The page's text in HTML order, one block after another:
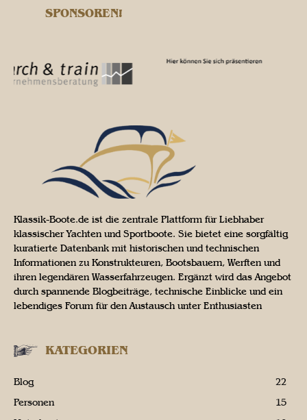
SPONSOREN!
Klassik-Boote.de ist die zentrale Plattform für Liebhaber
klassischer Yachten und Sportboote. Sie bietet eine sorgfältig
kuratierte Datenbank mit historischen und technischen
Informationen zu Konstrukteuren, Bootsbauern, Werften und
ihren legendären Wasserfahrzeugen. Ergänzt wird das Angebot
durch spannende Blogbeiträge, technische Einblicke und ein
lebendiges Forum für den Austausch unter Enthusiasten
KATEGORIEN
Blog
22
Personen
15